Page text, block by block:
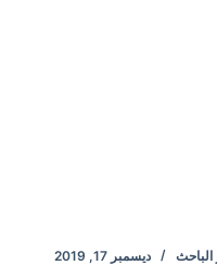
الباحث ديسمبر 17, 2019